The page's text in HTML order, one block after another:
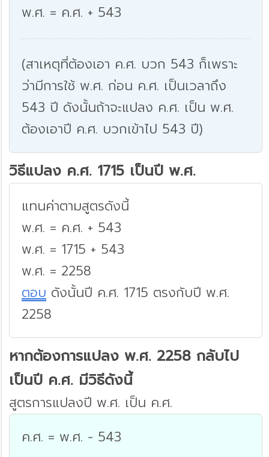
พ.ศ. = ค.ศ. + 543
(สาเหตุที่ต้องเอา ค.ศ. บวก 543 ก็เพราะ
ว่ามีการใช้ พ.ศ. ก่อน ค.ศ. เป็นเวลาถึง
543 ปี ดังนั้นถ้าจะแปลง ค.ศ. เป็น พ.ศ.
ต้องเอาปี ค.ศ. บวกเข้าไป 543 ปี)
วิธีแปลง ค.ศ. 1715 เป็นปี พ.ศ.
แทนค่าตามสูตรดังนี้
พ.ศ. = ค.ศ. + 543
พ.ศ. = 1715 + 543
พ.ศ. = 2258
ตอบ ดังนั้นปี ค.ศ. 1715 ตรงกับปี พ.ศ.
2258
หากต้องการแปลง พ.ศ. 2258 กลับไป
เป็นปี ค.ศ. มีวิธีดังนี้
สูตรการแปลงปี พ.ศ. เป็น ค.ศ.
ค.ศ. = พ.ศ. - 543